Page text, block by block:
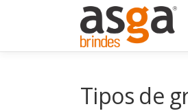
Tipos de